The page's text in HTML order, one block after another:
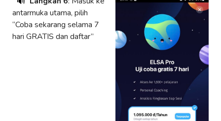
antarmuka utama, pilih
“Coba sekarang selama 7
hari GRATIS dan daftar”